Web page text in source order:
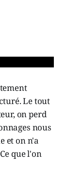
Le tout
on perd
nous
et on n'a
que l'on